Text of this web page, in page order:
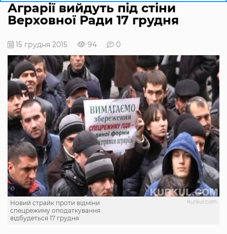
Аграрії вийдуть під стіни
Верховної Ради 17 грудня
15 грудня 2015 94 0
Kurkul.com
Новий страйк проти відміни
спецрежиму оподаткування
відбудеться 17 грудня